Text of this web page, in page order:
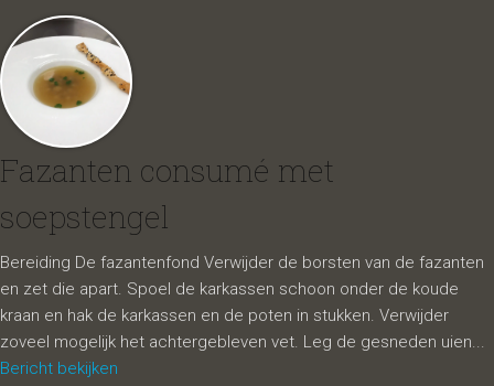
Fazanten consumé met
soepstengel
Bereiding De fazantenfond Verwijder de borsten van de fazanten
en zet die apart. Spoel de karkassen schoon onder de koude
kraan en hak de karkassen en de poten in stukken. Verwijder
zoveel mogelijk het achtergebleven vet. Leg de gesneden uien...
Bericht bekijken